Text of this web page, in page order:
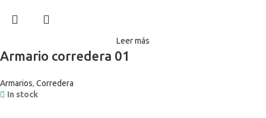
Leer más
Armario corredera 01
Armarios, Corredera
In stock